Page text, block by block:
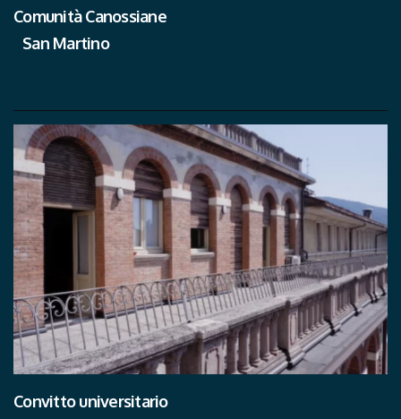
Comunità Canossiane
San Martino
Convitto universitario